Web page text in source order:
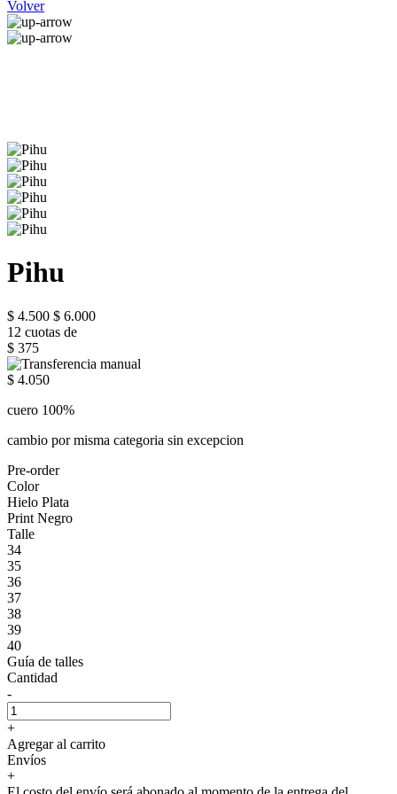
Volver
Pihu
$ 4.500 $ 6.000
12 cuotas de
$ 375
$ 4.050
cuero 100%
cambio por misma categoria sin excepcion
Pre-order
Color
Hielo Plata
Print Negro
Talle
34
35
36
37
38
39
40
Guía de talles
Cantidad
-
+
Agregar al carrito
Envíos
+